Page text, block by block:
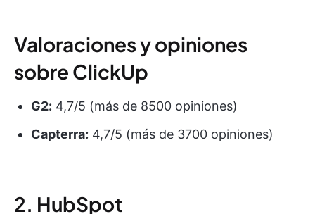
Valoraciones y opiniones
sobre ClickUp
G2: 4,7/5 (más de 8500 opiniones)
Capterra: 4,7/5 (más de 3700 opiniones)
2. HubSpot